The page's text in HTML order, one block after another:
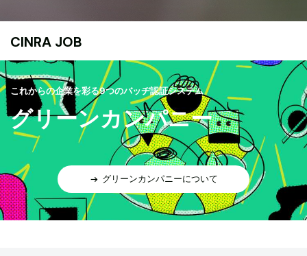
CINRA JOB
これからの企業を彩る9つのバッヂ認証システム
グリーンカンパニー
グリーンカンパニーについて